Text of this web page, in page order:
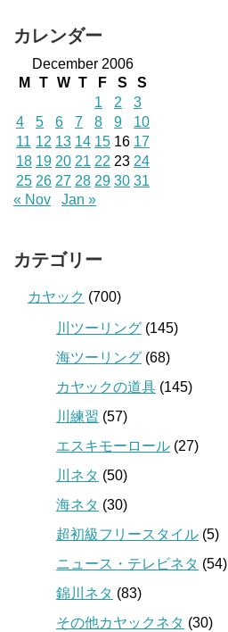
カレンダー
December 2006
M
T W T F S
S
1
2
3
4
5 6 7 8 9
10
11 12 13 14 15 16 17
18 19 20 21 22 23 24
25 26 27 28 29 30 31
« Nov
Jan »
カテゴリー
カヤック (700)
川ツーリング (145)
海ツーリング (68)
カヤックの道具 (145)
川練習 (57)
エスキモーロール (27)
川ネタ (50)
海ネタ (30)
超初級フリースタイル (5)
ニュース・テレビネタ (54)
錦川ネタ (83)
その他カヤックネタ (30)